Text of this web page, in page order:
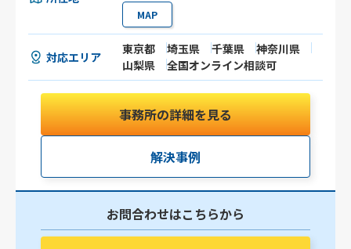
MAP
対応エリア
東京都 埼玉県 千葉県
神奈川県
山梨県
全国オンライン相談可
事務所の詳細を見る
解決事例
お問合わせはこちらから